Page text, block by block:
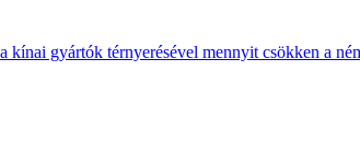
gyártók térnyerésével mennyit csökken a